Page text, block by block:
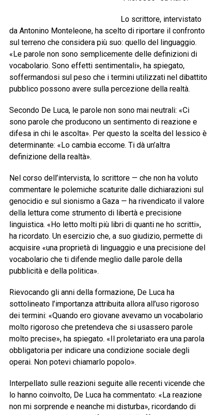
Lo scrittore, intervistato
da Antonino Monteleone, ha scelto di riportare il confronto
sul terreno che considera più suo: quello del linguaggio.
«Le parole non sono semplicemente delle definizioni di
vocabolario. Sono effetti sentimentali», ha spiegato,
soffermandosi sul peso che i termini utilizzati nel dibattito
pubblico possono avere sulla percezione della realtà.
Secondo De Luca, le parole non sono mai neutrali: «Ci
sono parole che producono un sentimento di reazione e
difesa in chi le ascolta». Per questo la scelta del lessico è
determinante: «Lo cambia eccome. Ti dà un’altra
definizione della realtà».
Nel corso dell’intervista, lo scrittore — che non ha voluto
commentare le polemiche scaturite dalle dichiarazioni sul
genocidio e sul sionismo a Gaza — ha rivendicato il valore
della lettura come strumento di libertà e precisione
linguistica. «Ho letto molti più libri di quanti ne ho scritti»,
ha ricordato. Un esercizio che, a suo giudizio, permette di
acquisire «una proprietà di linguaggio e una precisione del
vocabolario che ti difende meglio dalle parole della
pubblicità e della politica».
Rievocando gli anni della formazione, De Luca ha
sottolineato l’importanza attribuita allora all’uso rigoroso
dei termini: «Quando ero giovane avevamo un vocabolario
molto rigoroso che pretendeva che si usassero parole
molto precise», ha spiegato. «Il proletariato era una parola
obbligatoria per indicare una condizione sociale degli
operai. Non potevi chiamarlo popolo».
Interpellato sulle reazioni seguite alle recenti vicende che
lo hanno coinvolto, De Luca ha commentato: «La reazione
non mi sorprende e neanche mi disturba», ricordando di